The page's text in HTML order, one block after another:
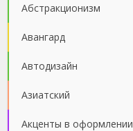
Абстракционизм
Авангард
Автодизайн
Азиатский
Акценты в оформлении